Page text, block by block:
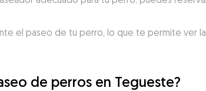
el paseo de tu perro, lo que te permite ver
de perros en Tegueste?